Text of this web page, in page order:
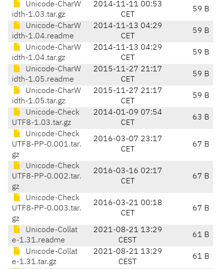
Unicode-CharW
idth-1.03.tar.gz
2014-11-11 00:53
CET
59 B
Unicode-CharW
idth-1.04.readme
2014-11-13 04:29
CET
59 B
Unicode-CharW
idth-1.04.tar.gz
2014-11-13 04:29
CET
59 B
Unicode-CharW
idth-1.05.readme
2015-11-27 21:17
CET
59 B
Unicode-CharW
idth-1.05.tar.gz
2015-11-27 21:17
CET
59 B
Unicode-Check
UTF8-1.03.tar.gz
2014-01-09 07:54
CET
63 B
Unicode-Check
UTF8-PP-0.001.tar.
gz
2016-03-07 23:17
CET
67 B
Unicode-Check
UTF8-PP-0.002.tar.
gz
2016-03-16 02:17
CET
67 B
Unicode-Check
UTF8-PP-0.003.tar.
gz
2016-03-21 00:18
CET
67 B
Unicode-Collat
e-1.31.readme
2021-08-21 13:29
CEST
61 B
Unicode-Collat
e-1.31.tar.gz
2021-08-21 13:29
CEST
61 B